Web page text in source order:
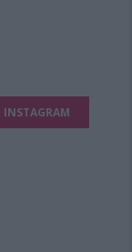
INSTAGRAM